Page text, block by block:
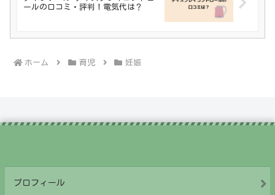
ールの口コミ・評判！電気代は？
ホーム 育児 妊娠
プロフィール